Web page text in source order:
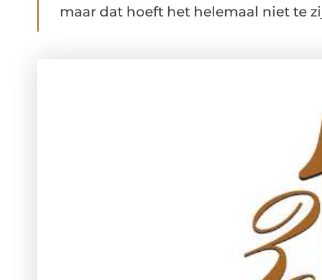
maar dat hoeft het helemaal niet te